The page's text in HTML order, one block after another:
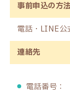
事前申込の方法
電話・LINE公
連絡先
電話番号